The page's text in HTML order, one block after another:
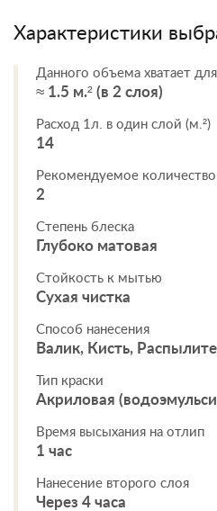
Характеристики
Данного объема хватает
≈ 1.5 м.² (в 2 слоя)
Расход 1л. в один слой (м.²)
14
Рекомендуемое
2
Степень блеска
Глубоко матовая
Стойкость к мытью
Сухая чистка
Способ нанесения
Валик, Кисть,
Тип краски
Акриловая
Время высыхания на отлип
1 час
Нанесение второго слоя
Через 4 часа